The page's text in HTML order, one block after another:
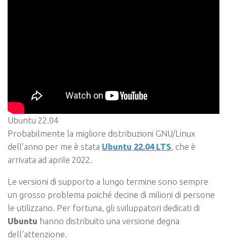
Ubuntu 22.04
Probabilmente la migliore distribuzioni GNU/Linux
dell’anno per me è stata Ubuntu 22.04 LTS, che è
arrivata ad aprile 2022.
Le versioni di supporto a lungo termine sono sempre
un grosso problema poiché decine di milioni di persone
le utilizzano. Per fortuna, gli sviluppatori dedicati di
Ubuntu hanno distribuito una versione degna
dell’attenzione.